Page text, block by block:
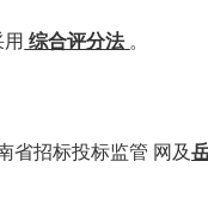
综合评分法 。
省招标投标监管 网及